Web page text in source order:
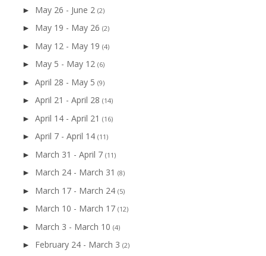
► May 26 - June 2 (2)
► May 19 - May 26 (2)
► May 12 - May 19 (4)
► May 5 - May 12 (6)
► April 28 - May 5 (9)
► April 21 - April 28 (14)
► April 14 - April 21 (16)
► April 7 - April 14 (11)
► March 31 - April 7 (11)
► March 24 - March 31 (8)
► March 17 - March 24 (5)
► March 10 - March 17 (12)
► March 3 - March 10 (4)
► February 24 - March 3 (2)